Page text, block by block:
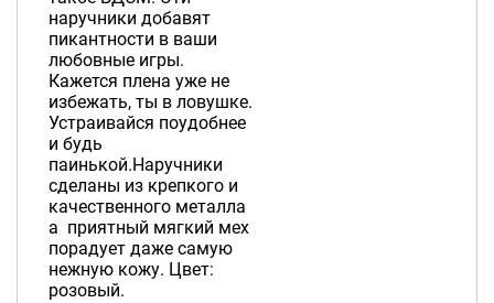
наручники добавят
пикантности в ваши
любовные игры.
Кажется плена уже не
избежать, ты в ловушке.
Устраивайся поудобнее
и будь
паинькой.Наручники
сделаны из крепкого и
качественного металла
а приятный мягкий мех
порадует даже самую
нежную кожу. Цвет:
розовый.